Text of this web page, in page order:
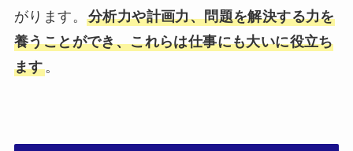
がります。 分析力や計画力、問題を解決する力を
養うことができ、これらは仕事にも大いに役立ち
ます。